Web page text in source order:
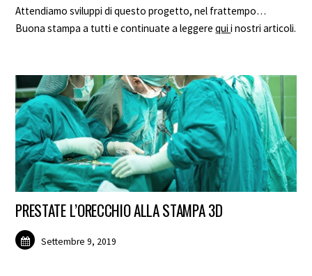
Attendiamo sviluppi di questo progetto, nel frattempo…
Buona stampa a tutti e continuate a leggerequii nostri articoli.
PRESTATE L’ORECCHIO ALLA STAMPA 3D
Settembre 9, 2019